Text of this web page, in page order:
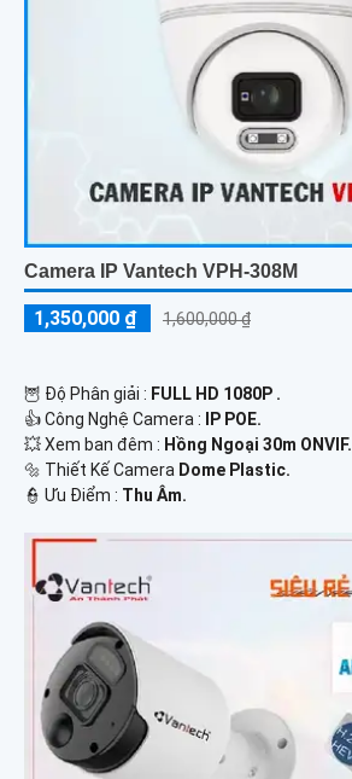
Camera IP Vantech VPH-308M
1,350,000 ₫ 1,600,000 ₫
🦉 Độ Phân giải : FULL HD 1080P .
👍 Công Nghệ Camera : IP POE.
💥 Xem ban đêm : Hồng Ngoại 30m ONVIF.
🔩 Thiết Kế Camera Dome Plastic.
️👮 Ưu Điểm : Thu Âm.